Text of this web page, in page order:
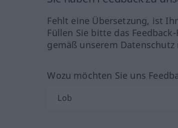
Fehlt eine Übersetzung, ist
Füllen Sie bitte das
gemäß unserem
Wozu möchten Sie uns